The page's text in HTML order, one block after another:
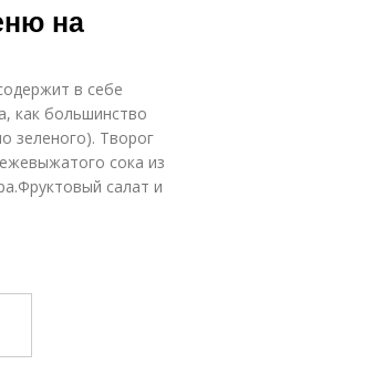
на
в себе
как большинство
зеленого). Творог
сока из
салат и